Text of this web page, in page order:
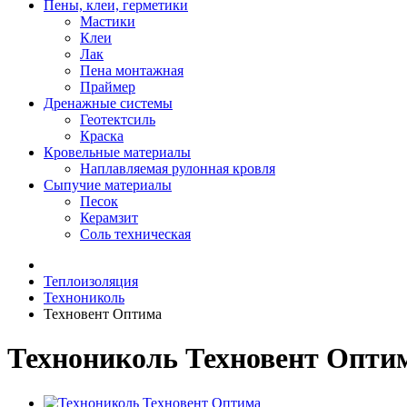
Пены, клеи, герметики
Мастики
Клеи
Лак
Пена монтажная
Праймер
Дренажные системы
Геотектсиль
Краска
Кровельные материалы
Наплавляемая рулонная кровля
Сыпучие материалы
Песок
Керамзит
Соль техническая
Теплоизоляция
Технониколь
Техновент Оптима
Технониколь Техновент